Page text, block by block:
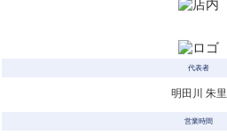
代表者
明田川 朱里
営業時間